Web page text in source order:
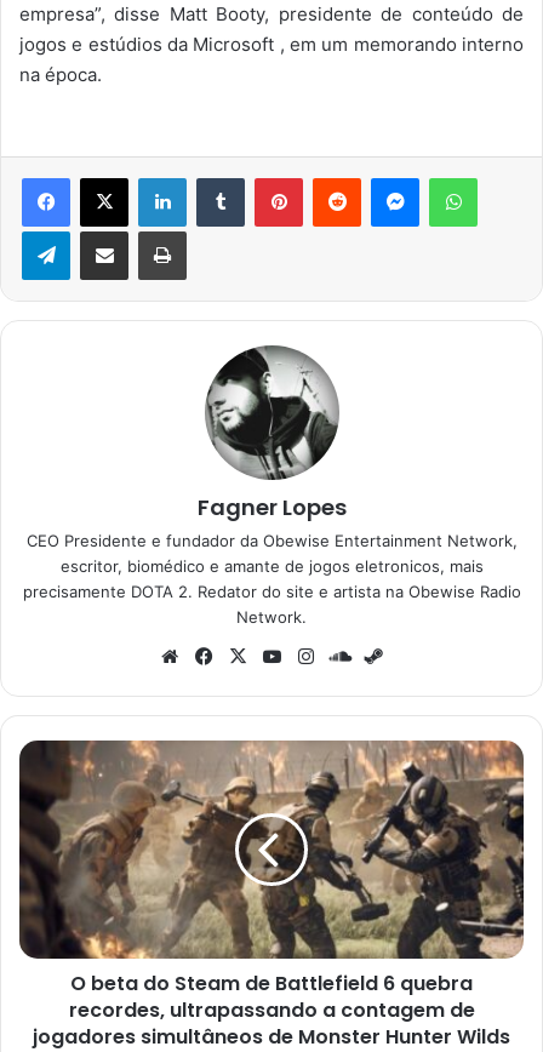
empresa”, disse Matt Booty, presidente de conteúdo de
jogos e estúdios da Microsoft , em um memorando interno
na época.
Facebook
X LinkedinTumblr PinterestReddit Messenger
TelegramCompartilhar via e-mail Imprimir
Fagner Lopes
CEO Presidente e fundador da Obewise Entertainment Network,
escritor, biomédico e amante de jogos eletronicos, mais
precisamente DOTA 2. Redator do site e artista na Obewise Radio
Network.
WebsiteFacebook
X YouTubeInstagramSoundCloud
O
do
Steam
de
Battlefield
6
quebra
recordes,
ultrapassando
contagem
O beta do Steam de Battlefield 6 quebra
recordes, ultrapassando a contagem de
jogadores simultâneos de Monster Hunter Wilds